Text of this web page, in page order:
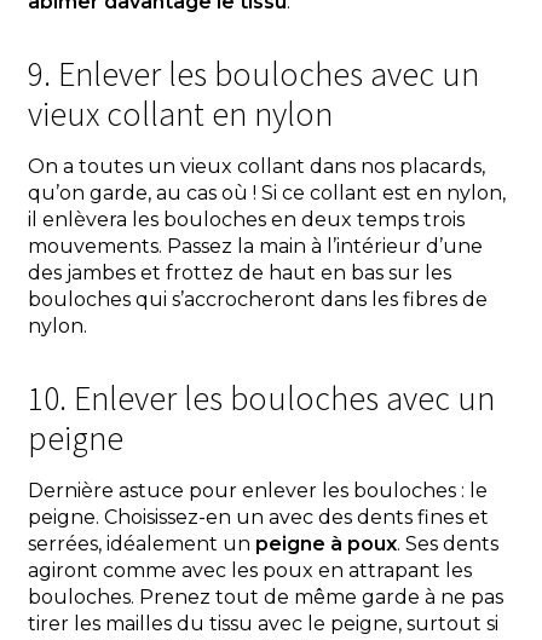
9. Enlever les bouloches avec un
vieux collant en nylon
On a toutes un vieux collant dans nos placards,
qu’on garde, au cas où ! Si ce collant est en nylon,
il enlèvera les bouloches en deux temps trois
mouvements. Passez la main à l’intérieur d’une
des jambes et frottez de haut en bas sur les
bouloches qui s’accrocheront dans les fibres de
nylon.
10. Enlever les bouloches avec un
peigne
Dernière astuce pour enlever les bouloches : le
peigne. Choisissez-en un avec des dents fines et
serrées, idéalement un peigne à poux. Ses dents
agiront comme avec les poux en attrapant les
bouloches. Prenez tout de même garde à ne pas
tirer les mailles du tissu avec le peigne, surtout si